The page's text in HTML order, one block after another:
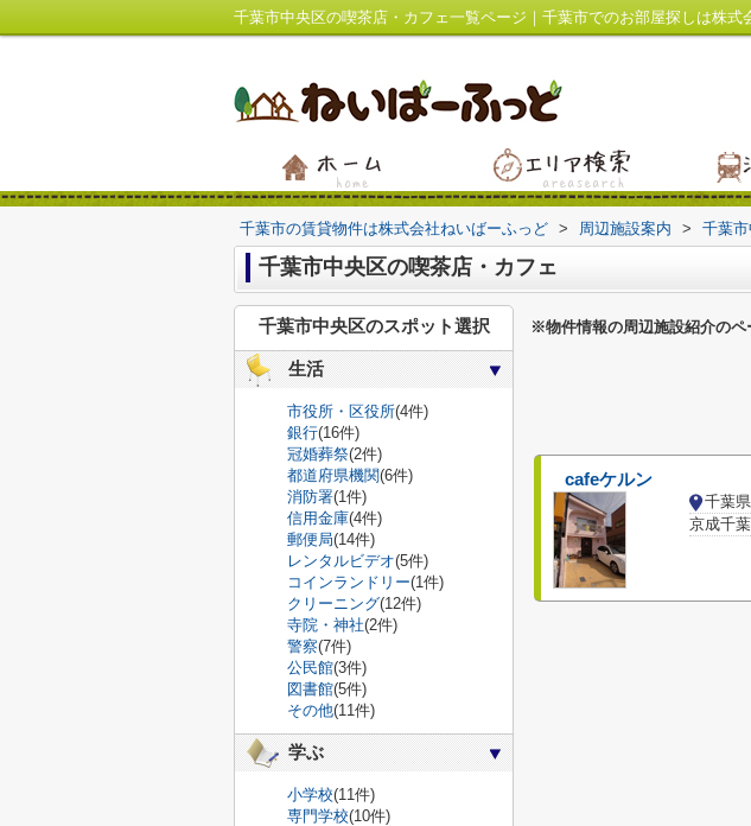
千葉市中央区の喫茶店・カフェ一覧ページ｜千葉市でのお部屋探しは株式
千葉市の賃貸物件は株式会社ねいばーふっど > 周辺施設案内 > 千葉
千葉市中央区の喫茶店・カフェ
※物件情報の周辺施設紹介のペ
cafeケルン
京成千
千葉市中央区のスポット選択
生活
市役所・区役所(4件)
銀行(16件)
冠婚葬祭(2件)
都道府県機関(6件)
消防署(1件)
信用金庫(4件)
郵便局(14件)
レンタルビデオ(5件)
コインランドリー(1件)
クリーニング(12件)
寺院・神社(2件)
警察(7件)
公民館(3件)
図書館(5件)
その他(11件)
学ぶ
小学校(11件)
専門学校(10件)